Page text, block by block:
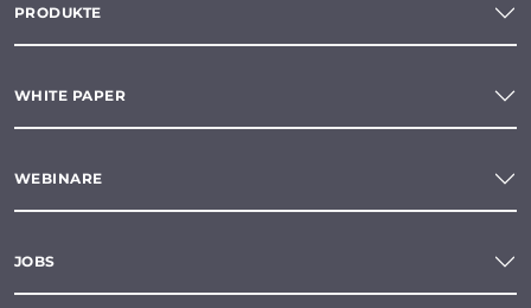
PRODUKTE
WHITE PAPER
WEBINARE
JOBS